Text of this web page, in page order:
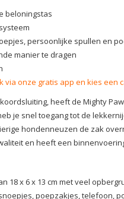
beloningstas
persoonlijke spullen en
manier te dragen
via onze gratis app en kies een
heeft de Mighty
je snel toegang tot de
hondenneuzen de zak
en heeft een
18 x 6 x 13 cm met veel
poepzakjes, telefoon,